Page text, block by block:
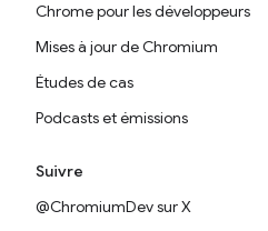
Chrome pour les développeurs
Mises à jour de Chromium
Études de cas
Podcasts et émissions
Suivre
@ChromiumDev sur X